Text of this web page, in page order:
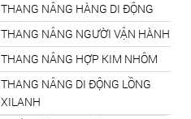
THANG NÂNG HÀNG DI ĐỘNG
THANG NÂNG NGƯỜI VẬN HÀNH
THANG NÂNG HỢP KIM NHÔM
THANG NÂNG DI ĐỘNG LỒNG
XILANH